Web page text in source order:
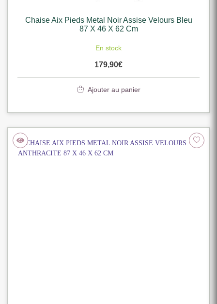
Chaise Aix Pieds Metal Noir Assise Velours Bleu
87 X 46 X 62 Cm
En stock
179,90€
Ajouter au panier